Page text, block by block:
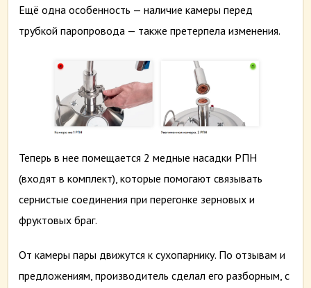
Ещё одна особенность — наличие камеры перед
трубкой паропровода — также претерпела изменения.
Теперь в нее помещается 2 медные насадки РПН
(входят в комплект), которые помогают связывать
сернистые соединения при перегонке зерновых и
фруктовых браг.
От камеры пары движутся к сухопарнику. По отзывам и
предложениям, производитель сделал его разборным, с